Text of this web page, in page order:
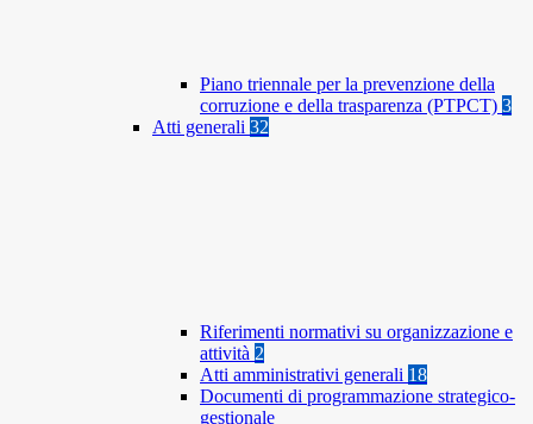
Piano triennale per la prevenzione della
corruzione e della trasparenza (PTPCT) 3
Atti generali 32
Riferimenti normativi su organizzazione e
attività 2
Atti amministrativi generali 18
Documenti di programmazione strategico-
gestionale